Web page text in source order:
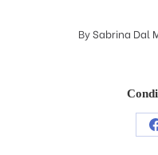
BySabrina Dal